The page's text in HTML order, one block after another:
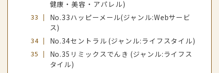
健康・美容・アパレル)
No.33ハッピーメール(ジャンル:Webサービ
ス)
No.34セントラル (ジャンル:ライフスタイル)
No.35リミックスでんき (ジャンル:ライフス
タイル)